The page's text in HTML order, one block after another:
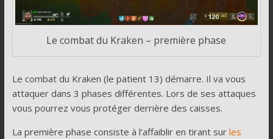
Le combat du Kraken – première phase
Le combat du Kraken (le patient 13) démarre. Il va vous
attaquer dans 3 phases différentes. Lors de ses attaques
vous pourrez vous protéger derrière des caisses.
La première phase consiste à l’affaiblir en tirant sur les